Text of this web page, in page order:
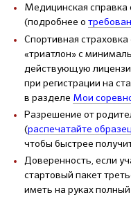
Медицинская справка
(подробнее о
Спортивная
«триатлон» с
действующую
при регистрации на
в разделе Мои
Разрешение от
(распечатайте образец
чтобы быстрее
Доверенность, если
стартовый пакет
иметь на руках